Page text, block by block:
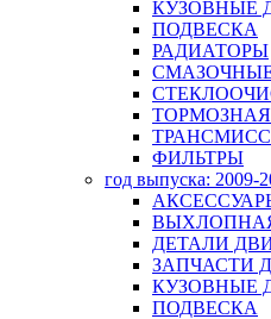
КУЗОВНЫЕ
ПОДВЕСКА
РАДИАТОРЫ
ФИЛЬТРЫ
год выпуска: 2009-
ДЕТАЛИ
ЗАПЧАСТИ
КУЗОВНЫЕ
ПОДВЕСКА